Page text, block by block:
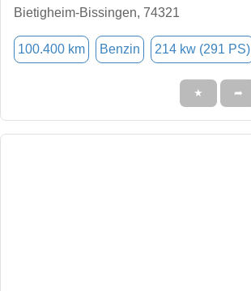
Bietigheim-Bissingen, 74321
100.400 km Benzin 214 kw (291 PS)
★ ➦